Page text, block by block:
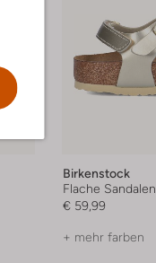
Birkenstock
Flache Sandalen
€ 59,99
+ mehr farben